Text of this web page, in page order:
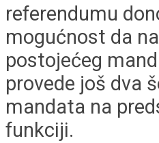
referendumu
mogućnost da
postojećeg
provede još dva
mandata na
funkciji.